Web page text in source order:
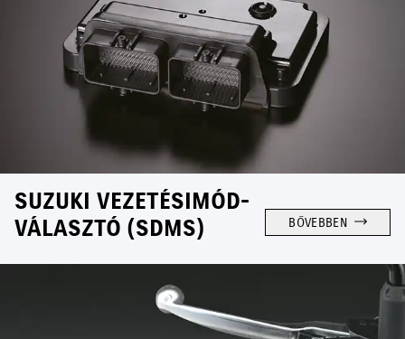
SUZUKI VEZETÉSIMÓD-
VÁLASZTÓ (SDMS)
BŐVEBBEN